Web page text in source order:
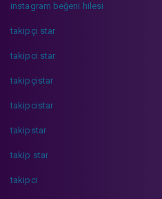
instagram beğeni hilesi
takipçi star
takipci star
takipçistar
takipcistar
takipstar
takip star
takipci